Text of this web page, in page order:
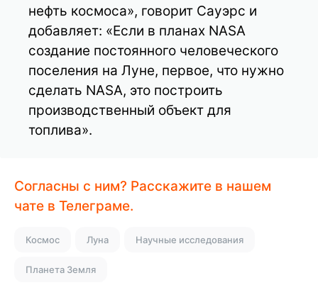
нефть космоса», говорит Сауэрс и
добавляет: «Если в планах NASA
создание постоянного человеческого
поселения на Луне, первое, что нужно
сделать NASA, это построить
производственный объект для
топлива».
Согласны с ним? Расскажите в нашем
чате в Телеграме.
Космос Луна Научные исследования
Планета Земля